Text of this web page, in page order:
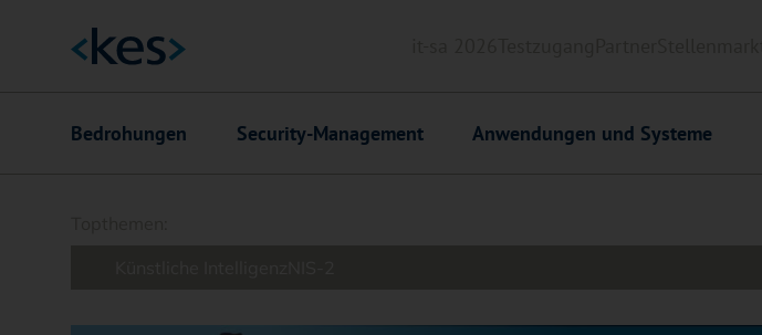
Hauptnavigation
Bedrohungen Security-Management Anwendungen und Systeme